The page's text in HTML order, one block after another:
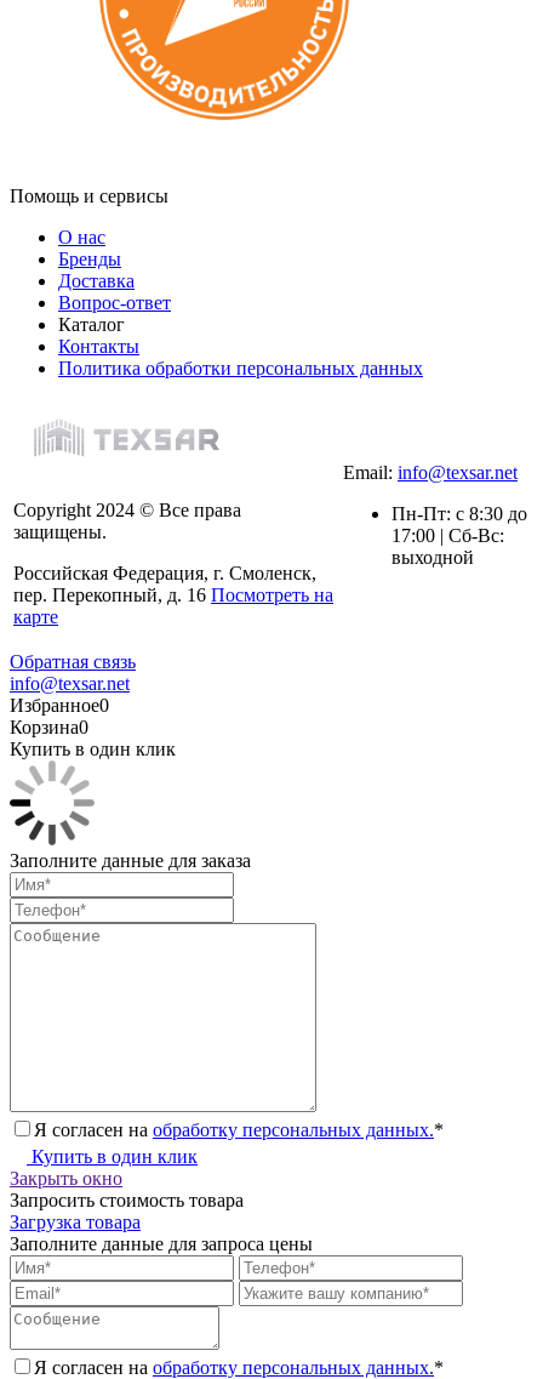
Помощь и сервисы
О нас
Бренды
Доставка
Вопрос-ответ
Каталог
Контакты
Политика обработки персональных данных
Copyright 2024 © Все права
защищены.
Российская Федерация, г. Смоленск,
пер. Перекопный, д. 16 Посмотреть на
карте
Email: info@texsar.net
Пн-Пт: с 8:30 до
17:00 | Сб-Вс:
выходной
Обратная связь
info@texsar.net
Избранное0
Корзина0
Купить в один клик
Заполните данные для заказа
Я согласен на обработку персональных данных.*
Купить в один клик
Закрыть окно
Запросить стоимость товара
Загрузка товара
Заполните данные для запроса цены
Я согласен на обработку персональных данных.*